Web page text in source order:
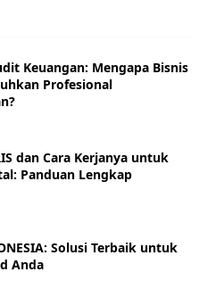
Keuangan: Mengapa Bisnis
Profesional
dan Cara Kerjanya untuk
Panduan Lengkap
Solusi Terbaik untuk
Anda